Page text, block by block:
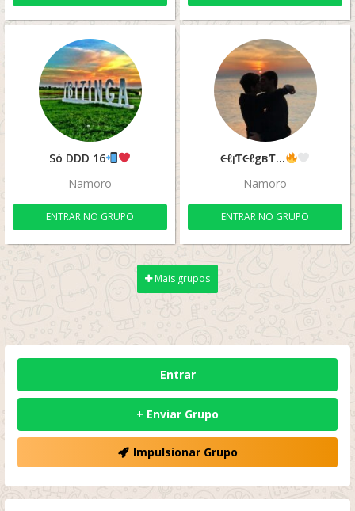
Só DDD 16
Namoro
ENTRAR NO GRUPO
૯ℓ¡Ƭ૯ㅤℓgвƬ…
Namoro
ENTRAR NO GRUPO
Mais grupos
Entrar
+ Enviar Grupo
Impulsionar Grupo